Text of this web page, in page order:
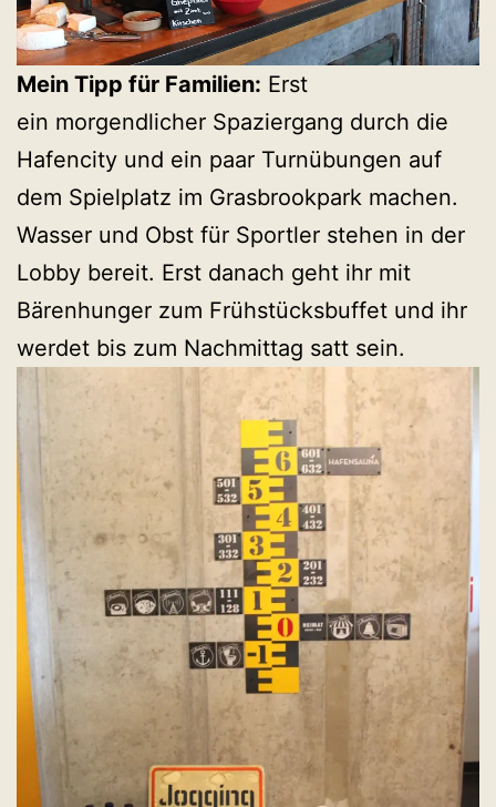
Mein Tipp für Familien: Erst
ein morgendlicher Spaziergang durch die
Hafencity und ein paar Turnübungen auf
dem Spielplatz im Grasbrookpark machen.
Wasser und Obst für Sportler stehen in der
Lobby bereit. Erst danach geht ihr mit
Bärenhunger zum Frühstücksbuffet und ihr
werdet bis zum Nachmittag satt sein.